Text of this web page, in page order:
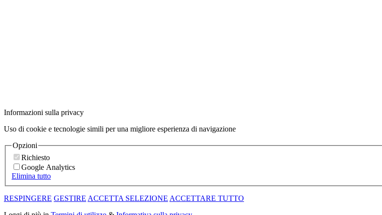
Informazioni sulla privacy
Uso di cookie e tecnologie simili per una migliore esperienza di navigazione
Opzioni
Richiesto
Google Analytics
Elimina tutto
RESPINGERE GESTIRE ACCETTA SELEZIONE ACCETTARE TUTTO